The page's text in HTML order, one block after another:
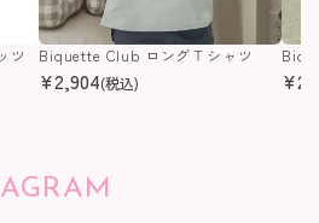
ツ Biquette Club ロングＴシャツ
¥2,904(税込) ¥